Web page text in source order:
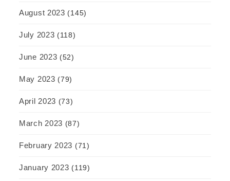
August 2023 (145)
July 2023 (118)
June 2023 (52)
May 2023 (79)
April 2023 (73)
March 2023 (87)
February 2023 (71)
January 2023 (119)